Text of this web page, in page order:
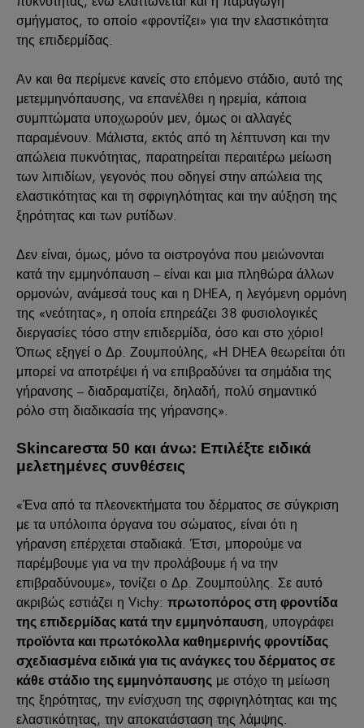
σμήγματος, το οποίο «φροντίζει» για την ελαστικότητα
της επιδερμίδας.
Αν και θα περίμενε κανείς στο επόμενο στάδιο, αυτό της
μετεμμηνόπαυσης, να επανέλθει η ηρεμία, κάποια
συμπτώματα υποχωρούν μεν, όμως οι αλλαγές
παραμένουν. Μάλιστα, εκτός από τη λέπτυνση και την
απώλεια πυκνότητας, παρατηρείται περαιτέρω μείωση
των λιπιδίων, γεγονός που οδηγεί στην απώλεια της
ελαστικότητας και τη σφριγηλότητας και την αύξηση της
ξηρότητας και των ρυτίδων.
Δεν είναι, όμως, μόνο τα οιστρογόνα που μειώνονται
κατά την εμμηνόπαυση – είναι και μια πληθώρα άλλων
ορμονών, ανάμεσά τους και η DHEA, η λεγόμενη ορμόνη
της «νεότητας», η οποία επηρεάζει 38 φυσιολογικές
διεργασίες τόσο στην επιδερμίδα, όσο και στο χόριο!
Όπως εξηγεί ο Δρ. Ζουμπούλης, «Η DHEA θεωρείται ότι
μπορεί να αποτρέψει ή να επιβραδύνει τα σημάδια της
γήρανσης – διαδραματίζει, δηλαδή, πολύ σημαντικό
ρόλο στη διαδικασία της γήρανσης».
Skincareστα 50 και άνω: Επιλέξτε ειδικά
μελετημένες συνθέσεις
«Ένα από τα πλεονεκτήματα του δέρματος σε σύγκριση
με τα υπόλοιπα όργανα του σώματος, είναι ότι η
γήρανση επέρχεται σταδιακά. Έτσι, μπορούμε να
παρέμβουμε για να την προλάβουμε ή να την
επιβραδύνουμε», τονίζει ο Δρ. Ζουμπούλης. Σε αυτό
ακριβώς εστιάζει η Vichy: πρωτοπόρος στη φροντίδα
της επιδερμίδας κατά την εμμηνόπαυση, υπογράφει
προϊόντα και πρωτόκολλα καθημερινής φροντίδας
σχεδιασμένα ειδικά για τις ανάγκες του δέρματος σε
κάθε στάδιο της εμμηνόπαυσης με στόχο τη μείωση
της ξηρότητας, την ενίσχυση της σφριγηλότητας και της
ελαστικότητας, την αποκατάσταση της λάμψης.